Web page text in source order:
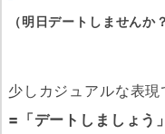
（明日デートしませんか
少しカジュアルな表現
=「デートしましょう」